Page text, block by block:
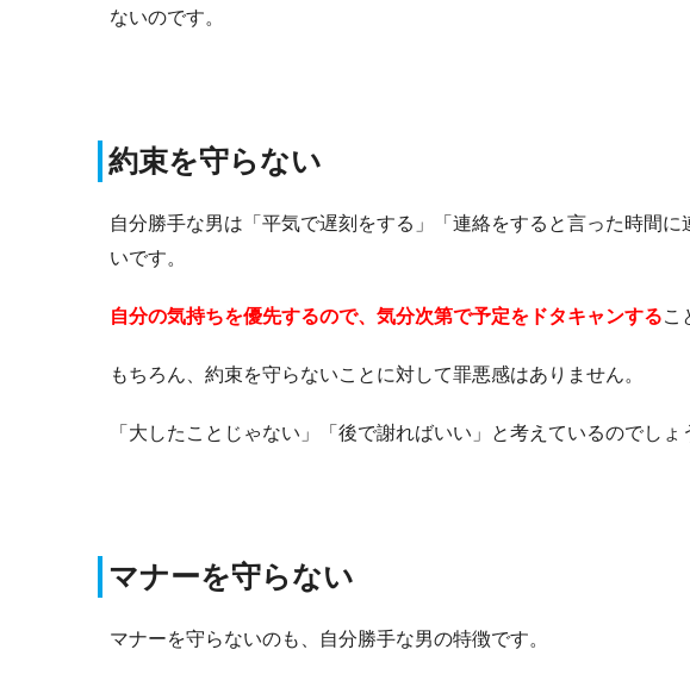
ないのです。
約束を守らない
自分勝手な男は「平気で遅刻をする」「連絡をすると言った時間
いです。
自分の気持ちを優先するので、気分次第で予定をドタキャンするこ
もちろん、約束を守らないことに対して罪悪感はありません。
「大したことじゃない」「後で謝ればいい」と考えているのでしょ
マナーを守らない
マナーを守らないのも、自分勝手な男の特徴です。